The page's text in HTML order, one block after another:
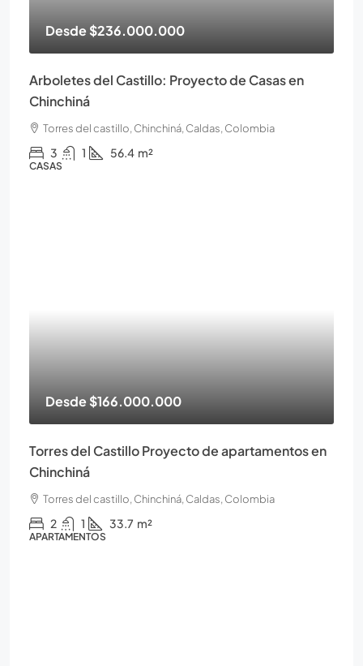
Desde$236.000.000
Arboletes del Castillo: Proyecto de Casas en
Chinchiná
Torres del castillo, Chinchiná, Caldas, Colombia
3 1 56.4 m²
CASAS
Desde$166.000.000
Torres del Castillo Proyecto de apartamentos en
Chinchiná
Torres del castillo, Chinchiná, Caldas, Colombia
2 1 33.7 m²
APARTAMENTOS